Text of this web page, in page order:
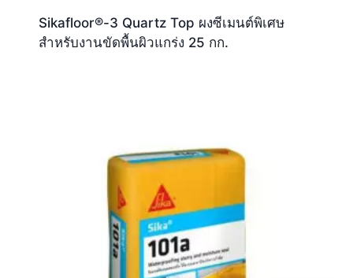
Sikafloor®-3 Quartz Top ผงซีเมนต์พิเศษ
สำหรับงานขัดพื้นผิวแกร่ง 25 กก.